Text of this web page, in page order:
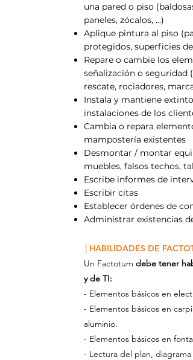
una pared o piso
paneles, zócalos, ...)
Aplique pintura al piso
protegidos, superficies
Repare o cambie los
señalización o seguridad
rescate, rociadores,
Instala y mantiene
instalaciones de los
Cambia o repara
mampostería existentes
Desmontar / montar
muebles, falsos techos,
Escribe informes de
Escribir citas
Establecer órdenes de
Administrar existencias
│HABILIDADES DE
Un Factotum debe tener
y de TI:
- Elementos básicos en
- Elementos básicos en
aluminio.
- Elementos básicos en
- Lectura del plan, diagrama